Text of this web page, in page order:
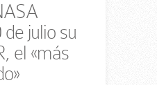
julio su
el «más